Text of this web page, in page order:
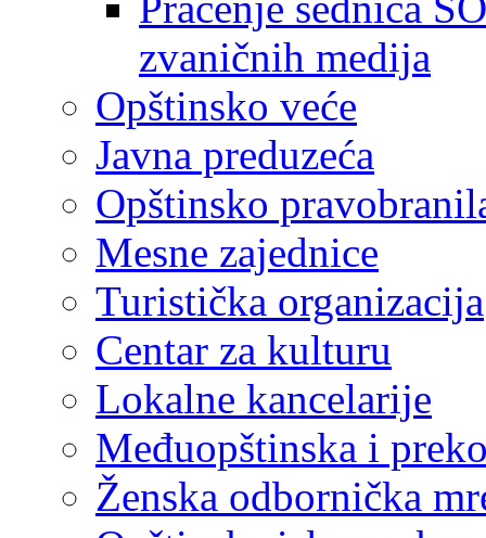
zvaničnih medija
Opštinsko veće
Javna preduzeća
Opštinsko
Mesne zajednice
Turistička organizacija
Centar za kulturu
Lokalne kancelarije
Međuopštinska i
Ženska odbornička